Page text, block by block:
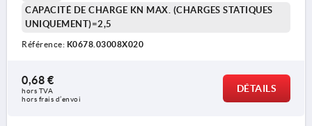
CAPACITÉ DE CHARGE KN MAX. (CHARGES STATIQUES
UNIQUEMENT)=2,5
Référence: K0678.03008X020
0,68 €
hors TVA
hors frais d’envoi
DÉTAILS